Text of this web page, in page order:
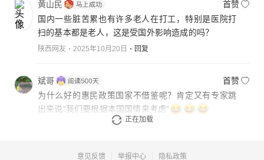
黄山民
首赞
国内一些脏苦累也有许多老人在打工，特别是医院打
扫的基本都是老人，这是受国外影响造成的吗？
陕西网友 2025年10月20日 回复
斌哥
首赞
为什么好的惠民政策国家不借鉴呢？肯定又有专家跳
出来说“我们要根据本国国情来考虑”
2025年10月19日
正在加载
意见反馈 举报中心 隐私政策